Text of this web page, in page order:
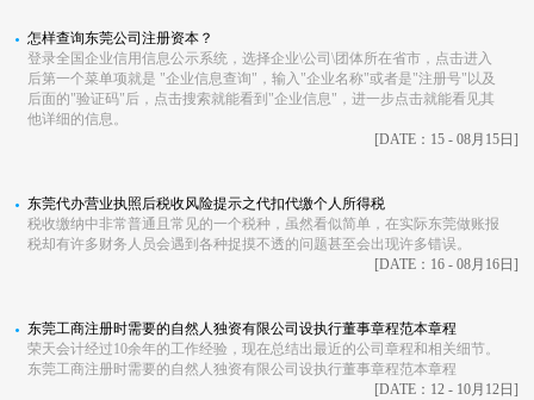
怎样查询东莞公司注册资本？
登录全国企业信用信息公示系统，选择企业\公司\团体所在省市，点击进入
后第一个菜单项就是 "企业信息查询"，输入"企业名称"或者是"注册号"以及
后面的"验证码"后，点击搜索就能看到"企业信息"，进一步点击就能看见其
他详细的信息。
[DATE：15 - 08月15日]
东莞代办营业执照后税收风险提示之代扣代缴个人所得税
税收缴纳中非常普通且常见的一个税种，虽然看似简单，在实际东莞做账报
税却有许多财务人员会遇到各种捉摸不透的问题甚至会出现许多错误。
[DATE：16 - 08月16日]
东莞工商注册时需要的自然人独资有限公司设执行董事章程范本章程
荣天会计经过10余年的工作经验，现在总结出最近的公司章程和相关细节。
东莞工商注册时需要的自然人独资有限公司设执行董事章程范本章程
[DATE：12 - 10月12日]